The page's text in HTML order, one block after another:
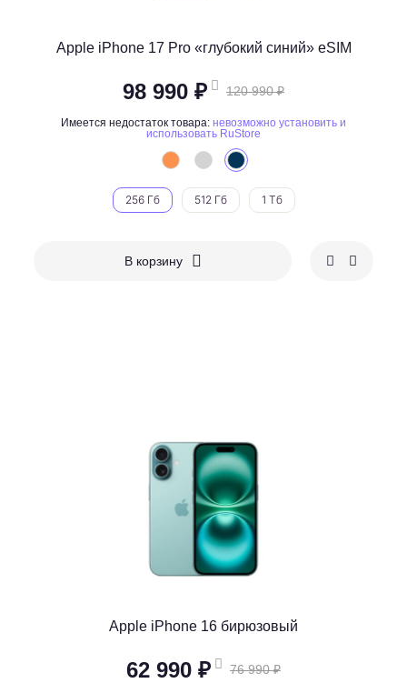
Apple iPhone 17 Pro «глубокий синий» eSIM
98 990 ₽ 120 990 ₽
Имеется недостаток товара: невозможно установить и
использовать RuStore
256 Гб 512 Гб 1 Тб
В корзину
Apple iPhone 16 бирюзовый
62 990 ₽ 76 990 ₽